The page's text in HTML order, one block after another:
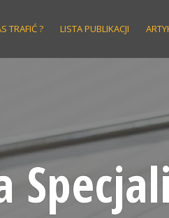
TRAFIĆ ? LISTA PUBLIKACJI